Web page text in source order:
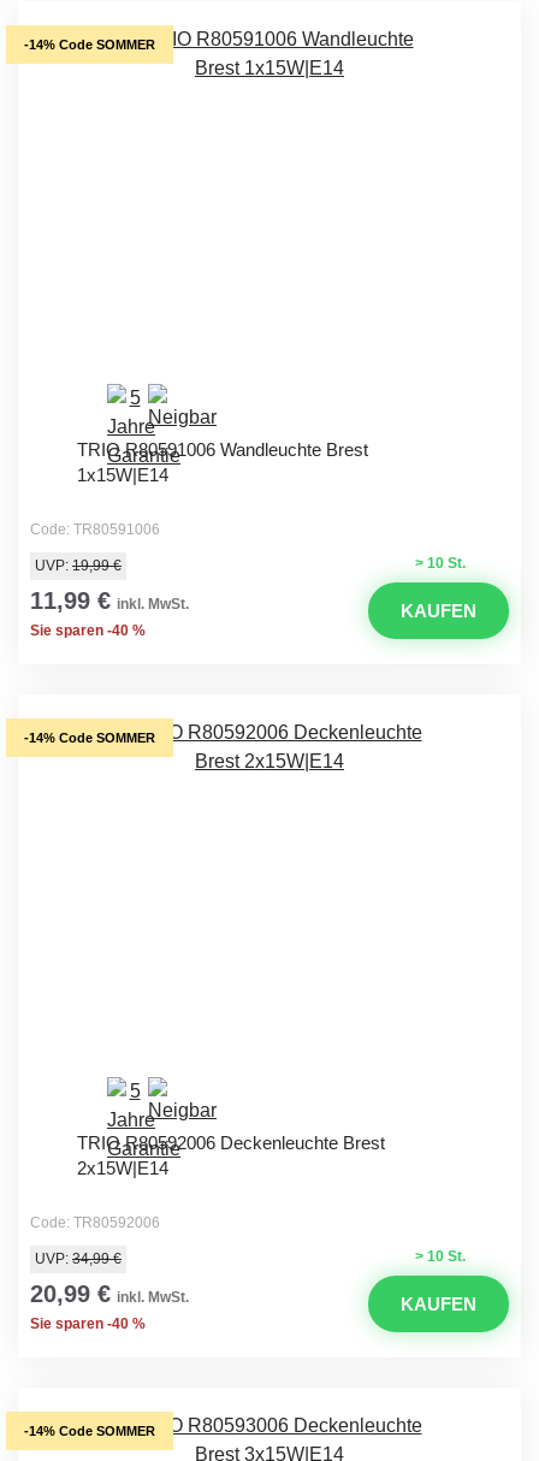
-14% Code SOMMER
TRIO R80591006 Wandleuchte Brest
1x15W|E14
Code: TR80591006
> 10 St.
UVP: 19,99 €
11,99 € inkl. MwSt.
Sie sparen -40 %
KAUFEN
-14% Code SOMMER
TRIO R80592006 Deckenleuchte Brest
2x15W|E14
Code: TR80592006
> 10 St.
UVP: 34,99 €
20,99 € inkl. MwSt.
Sie sparen -40 %
KAUFEN
-14% Code SOMMER